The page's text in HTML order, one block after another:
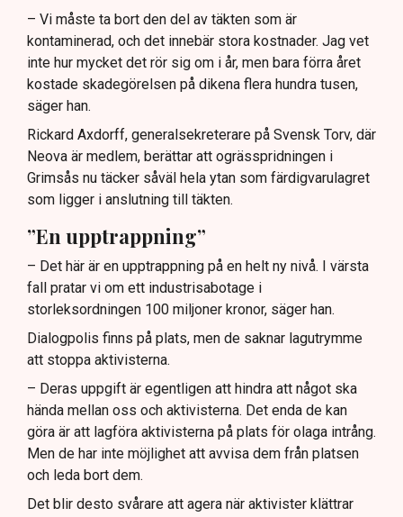
– Vi måste ta bort den del av täkten som är
kontaminerad, och det innebär stora kostnader. Jag vet
inte hur mycket det rör sig om i år, men bara förra året
kostade skadegörelsen på dikena flera hundra tusen,
säger han.
Rickard Axdorff, generalsekreterare på Svensk Torv, där
Neova är medlem, berättar att ogrässpridningen i
Grimsås nu täcker såväl hela ytan som färdigvarulagret
som ligger i anslutning till täkten.
”En upptrappning”
– Det här är en upptrappning på en helt ny nivå. I värsta
fall pratar vi om ett industrisabotage i
storleksordningen 100 miljoner kronor, säger han.
Dialogpolis finns på plats, men de saknar lagutrymme
att stoppa aktivisterna.
– Deras uppgift är egentligen att hindra att något ska
hända mellan oss och aktivisterna. Det enda de kan
göra är att lagföra aktivisterna på plats för olaga intrång.
Men de har inte möjlighet att avvisa dem från platsen
och leda bort dem.
Det blir desto svårare att agera när aktivister klättrar